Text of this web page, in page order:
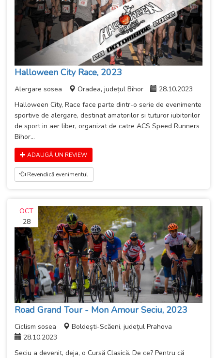
Halloween City Race, 2023
Alergare sosea Oradea, județul Bihor
28.10.2023
Halloween City, Race face parte dintr-o serie de evenimente
sportive de alergare, destinat amatorilor si tuturor iubitorilor
de sport in aer liber, organizat de catre ACS Speed Runners
Bihor...
ADAUGĂ UN REVIEW
Revendică evenimentul
OCT
28
Road Grand Tour - Mon Amour Seciu, 2023
Ciclism sosea
Boldești-Scăeni, județul Prahova
28.10.2023
Seciu a devenit, deja, o Cursă Clasică. De ce? Pentru că